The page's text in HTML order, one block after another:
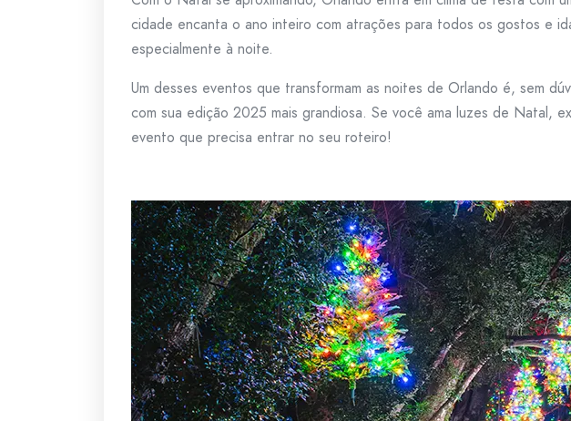
cidade encanta o ano inteiro com atrações para todos os gostos e
especialmente à noite.
Um desses eventos que transformam as noites de Orlando é, sem
com sua edição 2025 mais grandiosa. Se você ama luzes de Natal,
evento que precisa entrar no seu roteiro!